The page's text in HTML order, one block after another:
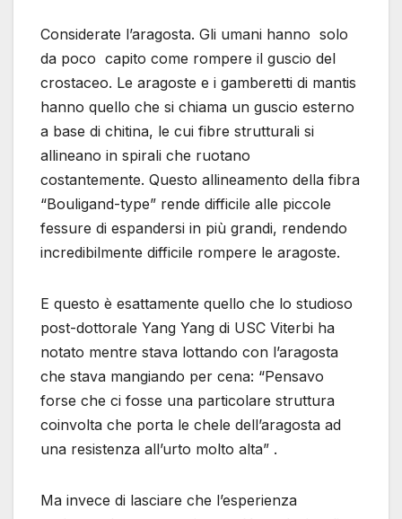
Considerate l’aragosta. Gli umani hanno solo
da poco capito come rompere il guscio del
crostaceo. Le aragoste e i gamberetti di mantis
hanno quello che si chiama un guscio esterno
a base di chitina, le cui fibre strutturali si
allineano in spirali che ruotano
costantemente. Questo allineamento della fibra
“Bouligand-type” rende difficile alle piccole
fessure di espandersi in più grandi, rendendo
incredibilmente difficile rompere le aragoste.
E questo è esattamente quello che lo studioso
post-dottorale Yang Yang di USC Viterbi ha
notato mentre stava lottando con l’aragosta
che stava mangiando per cena: “Pensavo
forse che ci fosse una particolare struttura
coinvolta che porta le chele dell’aragosta ad
una resistenza all’urto molto alta” .
Ma invece di lasciare che l’esperienza